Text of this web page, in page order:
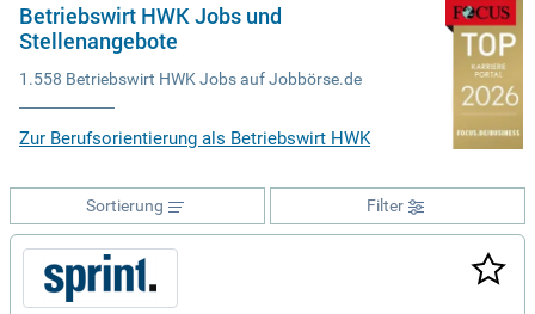
Betriebswirt HWK Jobs und
Stellenangebote
1.558 Betriebswirt HWK Jobs auf Jobbörse.de
Zur Berufsorientierung als Betriebswirt HWK
Filter
Sortierung